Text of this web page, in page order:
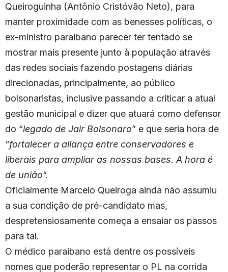
Queiroguinha (Antônio Cristóvão Neto), para
manter proximidade com as benesses políticas, o
ex-ministro paraibano parecer ter tentado se
mostrar mais presente junto à população através
das redes sociais fazendo postagens diárias
direcionadas, principalmente, ao público
bolsonaristas, inclusive passando a criticar a atual
gestão municipal e dizer que atuará como defensor
do “legado de Jair Bolsonaro” e que seria hora de
“fortalecer a aliança entre conservadores e
liberais para ampliar as nossas bases. A hora é
de união“.
Oficialmente Marcelo Queiroga ainda não assumiu
a sua condição de pré-candidato mas,
despretensiosamente começa a ensaiar os passos
para tal.
O médico paraibano está dentre os possíveis
nomes que poderão representar o PL na corrida